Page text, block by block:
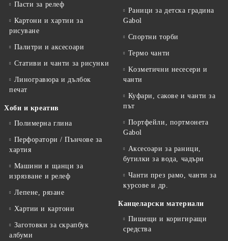
Пасти за релеф
Картони и хартии за
рисуване
Палитри и аксесоари
Стативи и чанти за рисунки
Линогравюра и дълбок
печат
Хоби и креатив
Полимерна глина
Перфоратори / Пънчове за
хартия
Машини и щанци за
изрязване и релеф
Лепене, рязане
Хартии и картони
Заготовки за скрапбук
албуми
Раници за детска градина
Gabol
Спортни торби
Термо чанти
Kозметични несесери и
чанти
Куфари, сакове и чанти за
път
Портфейли, портмонета
Gabol
Аксесоари за раници,
бутилки за вода, чадъри
Чанти през рамо, чанти за
курсове и др.
Канцеларски материали
Пишещи и коригиращи
средства